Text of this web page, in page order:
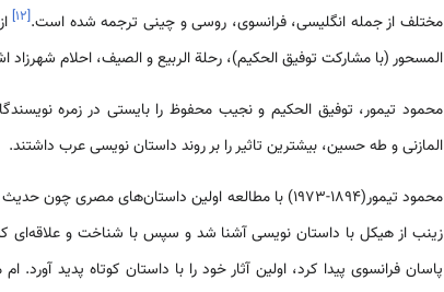
مختلف از جمله انگلیسی، فرانسوی، روسی و چینی ترجمه شده است.[۱۲]
المسحور (با مشارکت توفیق الحکیم)، رحلة الربیع و الصیف، احلام شهرزاد
محمود تیمور، توفیق الحکیم و نجیب محفوظ را بایستی در زمره
المازنی و طه حسین، بیشترین تاثیر را بر روند داستان نویسی عرب داشتند.
محمود تیمور(1894-1973) با مطالعه اولین داستان‌های
زینب از هیکل با داستان نویسی آشنا شد و سپس با شناخت و علاقه‌ای که